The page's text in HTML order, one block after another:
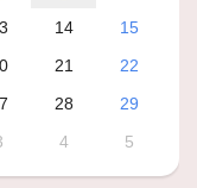
14
15
21
22
28
29
4 5